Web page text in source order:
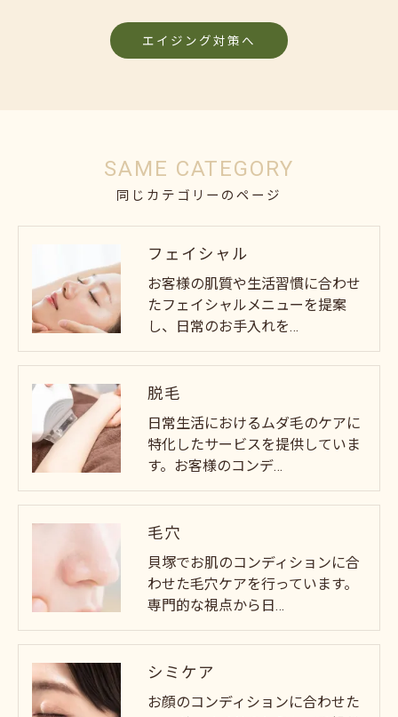
エイジング対策へ
同じカテゴリーのページ
SAME CATEGORY
フェイシャル
お客様の肌質や生活習慣に合わせ
たフェイシャルメニューを提案
し、日常のお手入れを…
脱毛
日常生活におけるムダ毛のケアに
特化したサービスを提供していま
す。お客様のコンデ…
毛穴
貝塚でお肌のコンディションに合
わせた毛穴ケアを行っています。
専門的な視点から日…
シミケア
お顔のコンディションに合わせた